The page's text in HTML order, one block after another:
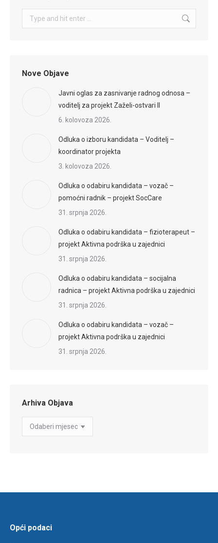
Search:
Nove Objave
Javni oglas za zasnivanje radnog odnosa –
voditelj za projekt Zaželi-ostvari II
6. kolovoza 2026.
Odluka o izboru kandidata – Voditelj –
koordinator projekta
3. kolovoza 2026.
Odluka o odabiru kandidata – vozač –
pomoćni radnik – projekt SocCare
31. srpnja 2026.
Odluka o odabiru kandidata – fizioterapeut –
projekt Aktivna podrška u zajednici
31. srpnja 2026.
Odluka o odabiru kandidata – socijalna
radnica – projekt Aktivna podrška u zajednici
31. srpnja 2026.
Odluka o odabiru kandidata – vozač –
projekt Aktivna podrška u zajednici
31. srpnja 2026.
Arhiva Objava
Arhiva
Objava
Opći podaci